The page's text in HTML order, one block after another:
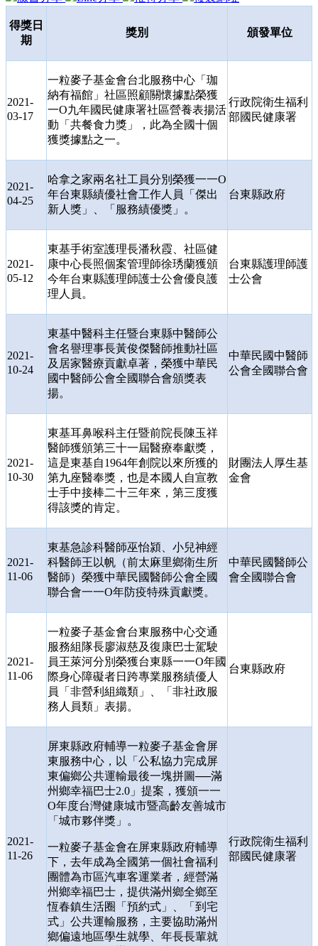
得獎日
期
獎別 頒發單位
2021-
03-17
一粒麥子基金會台北服務中心「珈
納有福館」社區照顧關懷據點榮獲
一O九年國民健康署社區營養表揚活
動「共餐食力獎」，此為全國十個
獲獎據點之一。
行政院衛生福利
部國民健康署
2021-
04-25
哈拿之家兩名社工員分別榮獲一一O
年台東縣績優社會工作人員「傑出
新人獎」、「服務績優獎」。
台東縣政府
2021-
05-12
東基手術室護理長潘秋霞、社區健
康中心長照個案管理師徐琇蘭獲頒
今年台東縣護理師護士公會優良護
理人員。
台東縣護理師護
士公會
2021-
10-24
東基中醫科主任暨台東縣中醫師公
會名譽理事長黃俊傑醫師推動社區
及居家醫療貢獻卓著，榮獲中華民
國中醫師公會全國聯合會頒獎表
揚。
中華民國中醫師
公會全國聯合會
2021-
10-30
東基耳鼻喉科主任暨前院長陳玉祥
醫師獲頒第三十一屆醫療奉獻獎，
這是東基自1964年創院以來所獲的
第九座醫奉獎，也是本國人自宣教
士手中接棒二十三年來，第三度獲
得該獎的肯定。
財團法人厚生基
金會
2021-
11-06
東基急診科醫師巫怡潁、小兒神經
科醫師王以帆（前太麻里鄉衛生所
醫師）榮獲中華民國醫師公會全國
聯合會一一O年防疫特殊貢獻獎。
中華民國醫師公
會全國聯合會
2021-
11-06
一粒麥子基金會台東服務中心交通
服務組隊長廖淑慈及復康巴士駕駛
員王萊河分別榮獲台東縣一一O年國
際身心障礙者日跨專業服務績優人
員「非營利組織類」、「非社政服
務人員類」表揚。
台東縣政府
2021-
11-26
屏東縣政府輔導一粒麥子基金會屏
東服務中心，以「公私協力完成屏
東偏鄉公共運輸最後一塊拼圖──滿
州鄉幸福巴士2.0 」提案，獲頒一一
O年度台灣健康城市暨高齡友善城市
「城市夥伴獎」。
一粒麥子基金會在屏東縣政府輔導
下，去年成為全國第一個社會福利
團體為市區汽車客運業者，經營滿
州鄉幸福巴士，提供滿州鄉全鄉至
恆春鎮生活圈「預約式」、「到宅
式」公共運輸服務，主要協助滿州
鄉偏遠地區學生就學、年長長輩就
行政院衛生福利
部國民健康署